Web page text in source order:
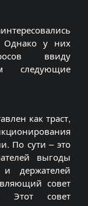
Однако у них
ввиду
следующие
как траст,
По сути – это
выгоды
и держателей
совет
Этот совет